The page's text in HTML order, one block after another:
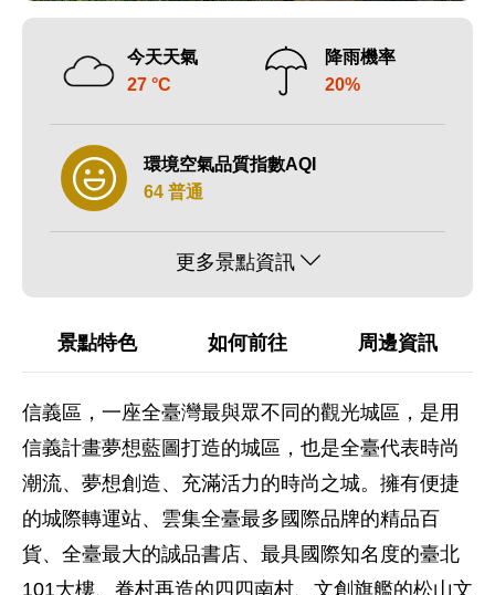
今天天氣
27 °C
降雨機率
20%
環境空氣品質指數AQI
64 普通
更多景點資訊
景點特色 如何前往 周邊資訊
信義區，一座全臺灣最與眾不同的觀光城區，是用
信義計畫夢想藍圖打造的城區，也是全臺代表時尚
潮流、夢想創造、充滿活力的時尚之城。擁有便捷
的城際轉運站、雲集全臺最多國際品牌的精品百
貨、全臺最大的誠品書店、最具國際知名度的臺北
101大樓、眷村再造的四四南村、文創旗艦的松山文